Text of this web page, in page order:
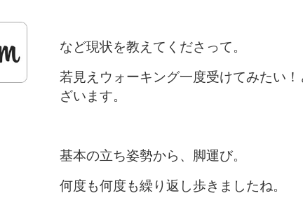
など現状を教えてくださって。
若見えウォーキング一度受けてみたい
ざいます。
基本の立ち姿勢から、脚運び。
何度も何度も繰り返し歩きましたね。